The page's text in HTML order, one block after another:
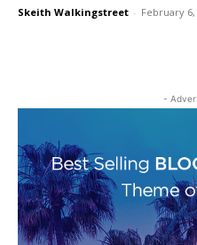
Skeith Walkingstreet - February 6,
-